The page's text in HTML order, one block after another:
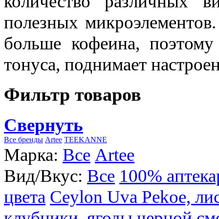
полезных
больше кофеина,
тонуса, поднимает
Фильтр товаров
Свернуть
Все бренды Artee TEEKANNE
Марка: Все Artee
Вид/Вкус: Все 100%
цвета Ceylon Uva Pekoe,